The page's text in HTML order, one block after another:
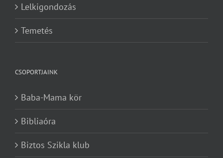
Lelkigondozás
Temetés
CSOPORTJAINK
Baba-Mama kör
Bibliaóra
Biztos Szikla klub